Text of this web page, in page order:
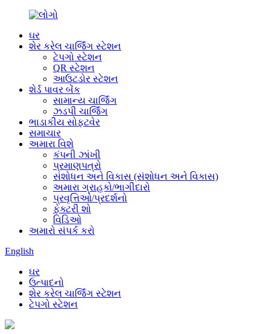
ઘર
શેર કરેલ ચાર્જિંગ સ્ટેશન
ટેપગો સ્ટેશન
QR સ્ટેશન
આઉટડોર સ્ટેશન
શેર્ડ પાવર બેંક
સામાન્ય ચાર્જિંગ
ઝડપી ચાર્જિંગ
ભાડાકીય સોફ્ટવેર
સમાચાર
અમારા વિશે
કંપની ઝાંખી
પ્રમાણપત્રો
સંશોધન અને વિકાસ (સંશોધન અને વિકાસ)
અમારા ગ્રાહકો/ભાગીદારો
પ્રવૃત્તિઓ/પ્રદર્શનો
ફેક્ટરી શો
વિડિઓ
અમારો સંપર્ક કરો
English
ઘર
ઉત્પાદનો
શેર કરેલ ચાર્જિંગ સ્ટેશન
ટેપગો સ્ટેશન